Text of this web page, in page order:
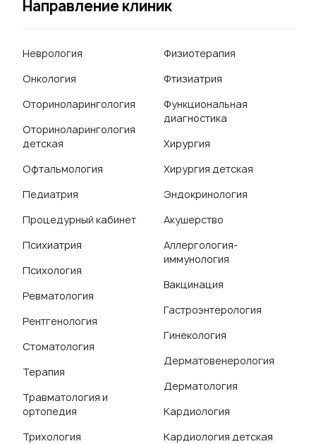
Направление клиник
Неврология
Онкология
Оториноларингология
Оториноларингология
детская
Офтальмология
Педиатрия
Процедурный кабинет
Психиатрия
Психология
Ревматология
Рентгенология
Стоматология
Терапия
Травматология и
ортопедия
Трихология
Физиотерапия
Фтизиатрия
Функциональная
диагностика
Хирургия
Хирургия детская
Эндокринология
Акушерство
Аллергология-
иммунология
Вакцинация
Гастроэнтерология
Гинекология
Дерматовенерология
Дерматология
Кардиология
Кардиология детская